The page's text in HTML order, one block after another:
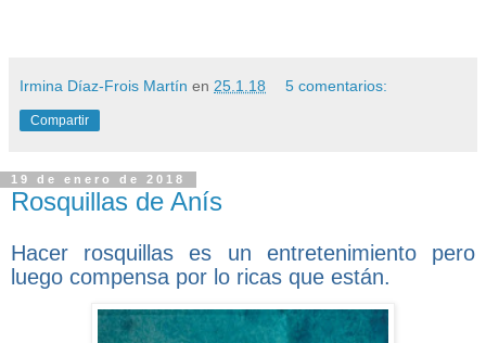
Irmina Díaz-Frois Martín en 25.1.18 5 comentarios:
Compartir
19 de enero de 2018
Rosquillas de Anís
Hacer rosquillas es un entretenimiento pero
luego compensa por lo ricas que están.